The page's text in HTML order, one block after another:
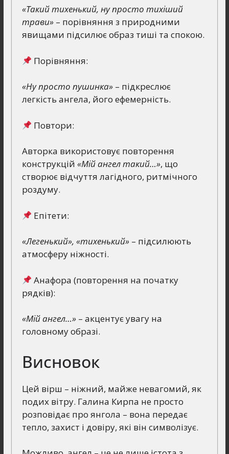
«Такий тихенький, ну просто тихіший
трави»– порівняння з природними
явищами підсилює образ тиші та спокою.
Порівняння:
«Ну просто пушинка»– підкреслює
легкість ангела, його ефемерність.
Повтори:
Авторка використовує повторення
конструкцій «Мій ангел такий…», що
створює відчуття лагідного, ритмічного
роздуму.
Епітети:
«Легенький», «тихенький»– підсилюють
атмосферу ніжності.
Анафора (повторення на початку
рядків):
«Мій ангел…»– акцентує увагу на
головному образі.
Висновок
Цей вірш – ніжний, майже невагомий, як
подих вітру. Галина Кирпа не просто
розповідає про янгола – вона передає
тепло, захист і довіру, які він символізує.